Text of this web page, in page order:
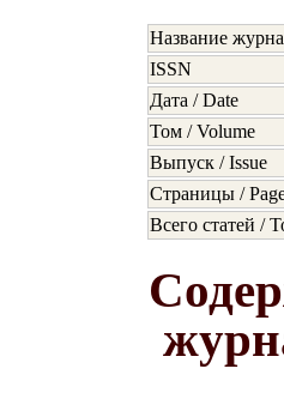
Название
ISSN
Дата / Date
Том / Volume
Выпуск / Issue
Страницы /
Всего статей /